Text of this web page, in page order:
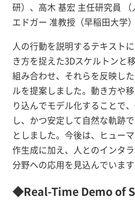
研）、高木 基宏 主任研究員
エドガー 准教授（早稲田大学）
人の行動を説明するテキスト
き方を捉えた3Dスケルトンと
組み合わせ、それらを反映し
ルを提案しました。動き方や
り込んでモデル化することで
し、かつ安定して自然な軌跡
としました。今後は、ヒュー
作生成に加え、人とのインタ
分野への応用を見込んでいます
◆Real-Time Demo of